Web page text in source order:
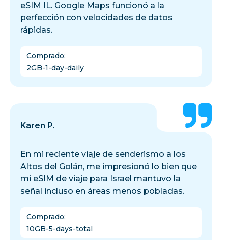
eSIM IL. Google Maps funcionó a la
perfección con velocidades de datos
rápidas.
Comprado:
2GB-1-day-daily
Karen P.
En mi reciente viaje de senderismo a los
Altos del Golán, me impresionó lo bien que
mi eSIM de viaje para Israel mantuvo la
señal incluso en áreas menos pobladas.
Comprado:
10GB-5-days-total